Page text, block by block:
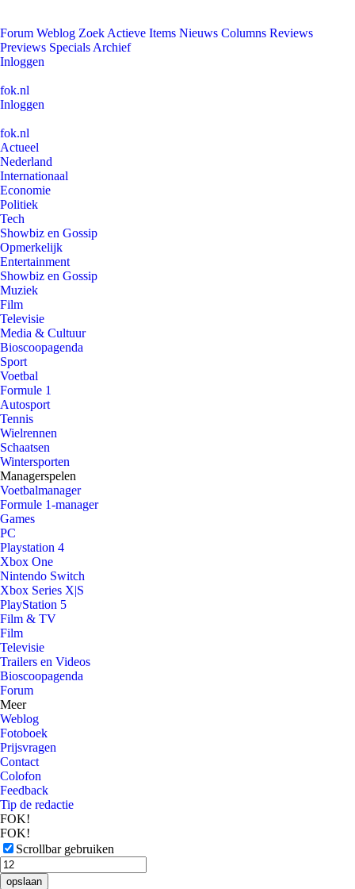
Forum Weblog Zoek Actieve Items Nieuws Columns Reviews
Previews Specials Archief
Inloggen
fok.nl
Inloggen
fok.nl
Actueel
Nederland
Internationaal
Economie
Politiek
Tech
Showbiz en Gossip
Opmerkelijk
Entertainment
Showbiz en Gossip
Muziek
Film
Televisie
Media & Cultuur
Bioscoopagenda
Sport
Voetbal
Formule 1
Autosport
Tennis
Wielrennen
Schaatsen
Wintersporten
Managerspelen
Voetbalmanager
Formule 1-manager
Games
PC
Playstation 4
Xbox One
Nintendo Switch
Xbox Series X|S
PlayStation 5
Film & TV
Film
Televisie
Trailers en Videos
Bioscoopagenda
Forum
Meer
Weblog
Fotoboek
Prijsvragen
Contact
Colofon
Feedback
Tip de redactie
FOK!
FOK!
Scrollbar gebruiken
opslaan